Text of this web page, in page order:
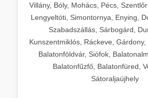
Villány, Bóly, Mohács, Pécs,
Lengyeltóti, Simontornya, Enying,
Szabadszállás, Sárbogárd,
Kunszentmiklós, Ráckeve, Gárdony,
Balatonföldvár, Siófok,
Balatonfűzfő, Balatonfüred,
Sátoraljaújhely